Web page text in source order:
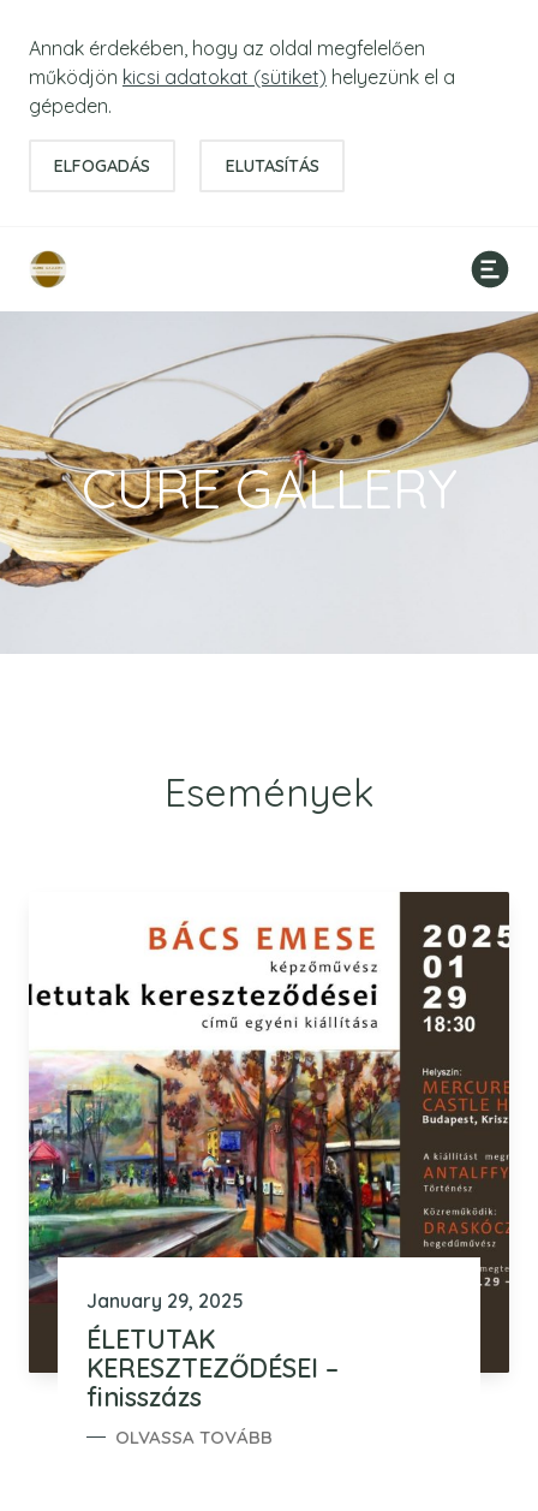
Annak érdekében, hogy az oldal megfelelően
működjön kicsi adatokat (sütiket) helyezünk el a
gépeden.
ELFOGADÁS ELUTASÍTÁS
CURE GALLERY
Események
January 29, 2025
ÉLETUTAK
KERESZTEZŐDÉSEI –
finisszázs
OLVASSA TOVÁBB
ÉLETUTAK KERESZTEZŐDÉSEI – FINISSZÁZS